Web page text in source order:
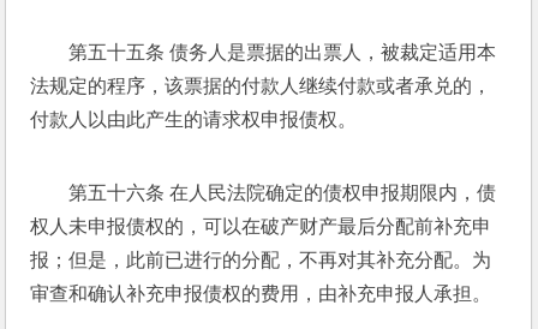
第五十五条 债务人是票据的出票人，被裁定适用本
法规定的程序，该票据的付款人继续付款或者承兑的，
付款人以由此产生的请求权申报债权。
第五十六条 在人民法院确定的债权申报期限内，债
权人未申报债权的，可以在破产财产最后分配前补充申
报；但是，此前已进行的分配，不再对其补充分配。为
审查和确认补充申报债权的费用，由补充申报人承担。